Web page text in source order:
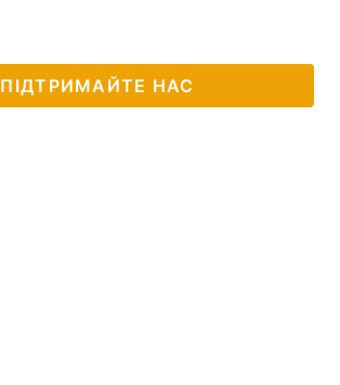
ПІДТРИМАЙТЕ НАС